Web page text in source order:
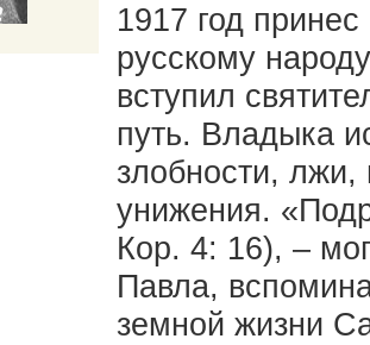
1917 год
русскому
вступил
путь. Владыка
злобности, лжи,
унижения.
Кор. 4: 16), –
Павла,
земной жизни